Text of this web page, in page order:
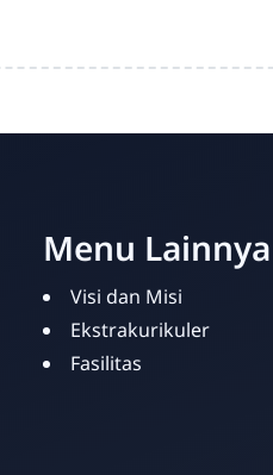
Menu Lainnya
Visi dan Misi
Ekstrakurikuler
Fasilitas